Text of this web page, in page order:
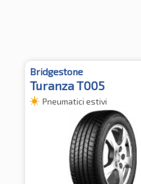
Bridgestone
Turanza T005
Pneumatici estivi